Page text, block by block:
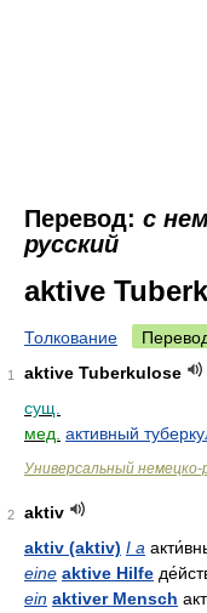
Перевод: с
русский
aktive
Толкование
1
aktive Tuberkulose
сущ.
мед. активный
Универсальный немецко-
2
aktiv
aktiv (aktiv) I a
eine aktive Hilfe
ein aktiver Mensch